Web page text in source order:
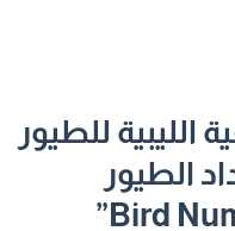
للطيور
الطيور